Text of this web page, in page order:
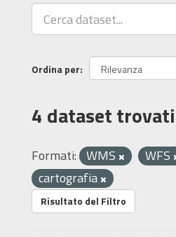
Ordina per
4 dataset trovati
Formati: WMS WFS
cartografia
Risultato del Filtro